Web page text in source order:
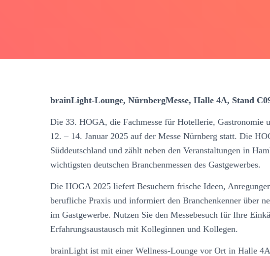
brainLight-Lounge, NürnbergMesse, Halle 4A, Stand
Die 33. HOGA, die Fachmesse für Hotellerie, Gastronomie
12. – 14. Januar 2025 auf der Messe Nürnberg statt. Die
Süddeutschland und zählt neben den Veranstaltungen in
wichtigsten deutschen Branchenmessen des Gastgewerbes.
Die HOGA 2025 liefert Besuchern frische Ideen,
berufliche Praxis und informiert den Branchenkenner über
im Gastgewerbe. Nutzen Sie den Messebesuch für Ihre
Erfahrungsaustausch mit Kolleginnen und Kollegen.
brainLight ist mit einer Wellness-Lounge vor Ort in Halle